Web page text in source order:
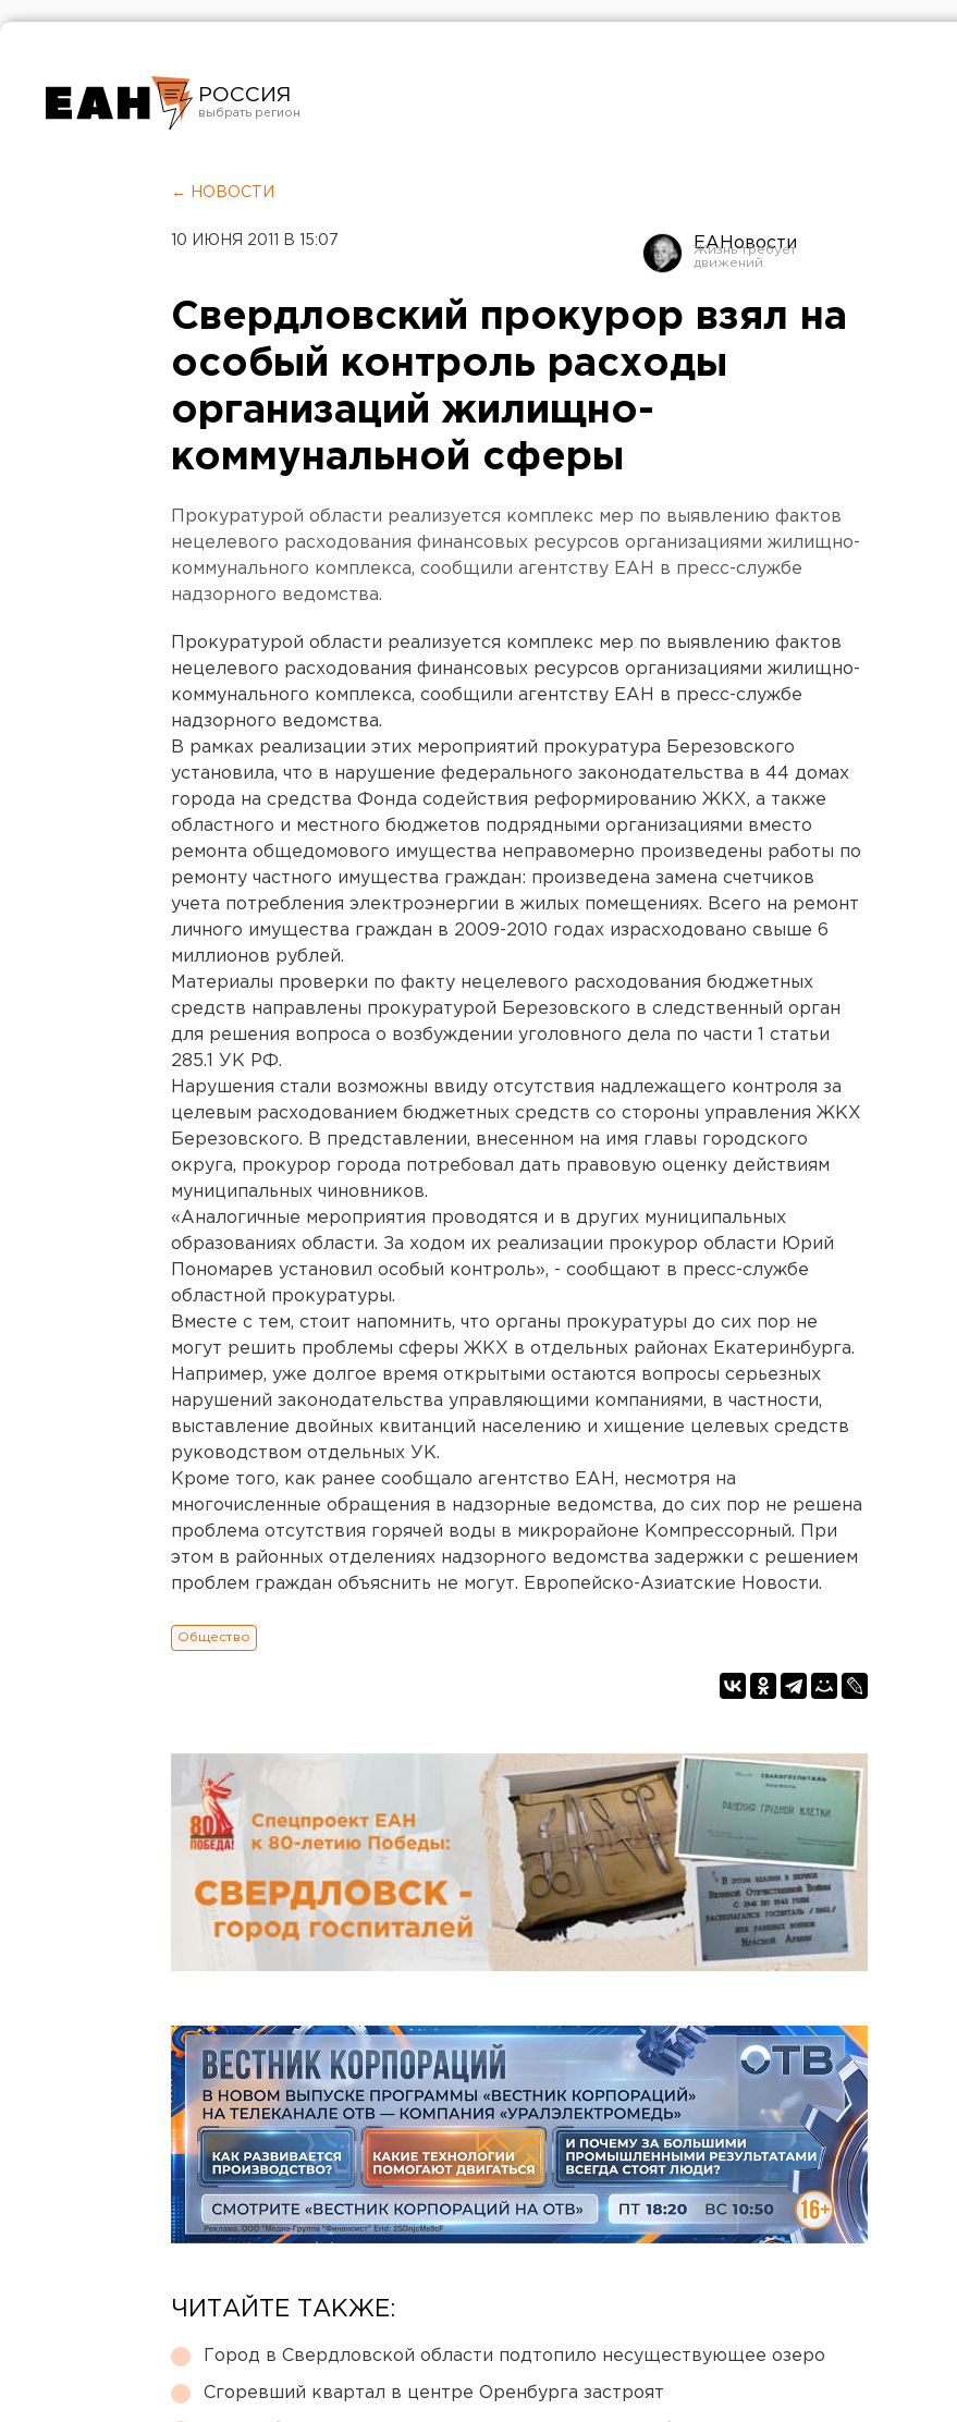
РОССИЯ
Челябинск
← НОВОСТИ
10 ИЮНЯ 2011 В 15:07 ЕАНовости
Свердловский прокурор взял на
особый контроль расходы
организаций жилищно-
коммунальной сферы
Прокуратурой области реализуется комплекс мер по выявлению фактов
нецелевого расходования финансовых ресурсов организациями жилищно-
коммунального комплекса, сообщили агентству ЕАН в пресс-службе
надзорного ведомства.
Прокуратурой области реализуется комплекс мер по выявлению фактов
нецелевого расходования финансовых ресурсов организациями жилищно-
коммунального комплекса, сообщили агентству ЕАН в пресс-службе
надзорного ведомства.
В рамках реализации этих мероприятий прокуратура Березовского
установила, что в нарушение федерального законодательства в 44 домах
города на средства Фонда содействия реформированию ЖКХ, а также
областного и местного бюджетов подрядными организациями вместо
ремонта общедомового имущества неправомерно произведены работы по
ремонту частного имущества граждан: произведена замена счетчиков
учета потребления электроэнергии в жилых помещениях. Всего на ремонт
личного имущества граждан в 2009-2010 годах израсходовано свыше 6
миллионов рублей.
Материалы проверки по факту нецелевого расходования бюджетных
средств направлены прокуратурой Березовского в следственный орган
для решения вопроса о возбуждении уголовного дела по части 1 статьи
285.1 УК РФ.
Нарушения стали возможны ввиду отсутствия надлежащего контроля за
целевым расходованием бюджетных средств со стороны управления ЖКХ
Березовского. В представлении, внесенном на имя главы городского
округа, прокурор города потребовал дать правовую оценку действиям
муниципальных чиновников.
«Аналогичные мероприятия проводятся и в других муниципальных
образованиях области. За ходом их реализации прокурор области Юрий
Пономарев установил особый контроль», - сообщают в пресс-службе
областной прокуратуры.
Вместе с тем, стоит напомнить, что органы прокуратуры до сих пор не
могут решить проблемы сферы ЖКХ в отдельных районах Екатеринбурга.
Например, уже долгое время открытыми остаются вопросы серьезных
нарушений законодательства управляющими компаниями, в частности,
выставление двойных квитанций населению и хищение целевых средств
руководством отдельных УК.
Кроме того, как ранее сообщало агентство ЕАН, несмотря на
многочисленные обращения в надзорные ведомства, до сих пор не решена
проблема отсутствия горячей воды в микрорайоне Компрессорный. При
этом в районных отделениях надзорного ведомства задержки с решением
проблем граждан объяснить не могут. Европейско-Азиатские Новости.
Общество
ЧИТАЙТЕ ТАКЖЕ:
Город в Свердловской области подтопило несуществующее озеро
Сгоревший квартал в центре Оренбурга застроят